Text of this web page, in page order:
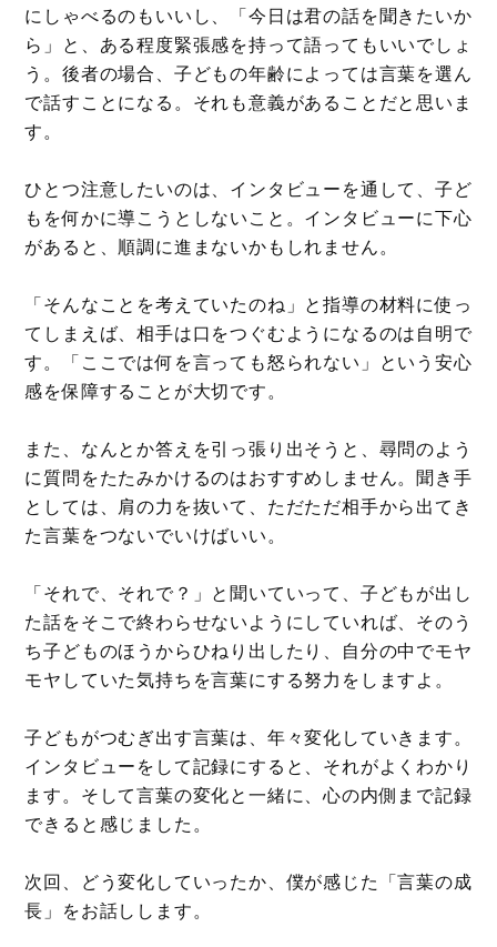
にしゃべるのもいいし、「今日は君の話を聞きたいか
ら」と、ある程度緊張感を持って語ってもいいでしょ
う。後者の場合、子どもの年齢によっては言葉を選ん
で話すことになる。それも意義があることだと思いま
す。
ひとつ注意したいのは、インタビューを通して、子ど
もを何かに導こうとしないこと。インタビューに下心
があると、順調に進まないかもしれません。
「そんなことを考えていたのね」と指導の材料に使っ
てしまえば、相手は口をつぐむようになるのは自明で
す。「ここでは何を言っても怒られない」という安心
感を保障することが大切です。
また、なんとか答えを引っ張り出そうと、尋問のよう
に質問をたたみかけるのはおすすめしません。聞き手
としては、肩の力を抜いて、ただただ相手から出てき
た言葉をつないでいけばいい。
「それで、それで？」と聞いていって、子どもが出し
た話をそこで終わらせないようにしていれば、そのう
ち子どものほうからひねり出したり、自分の中でモヤ
モヤしていた気持ちを言葉にする努力をしますよ。
子どもがつむぎ出す言葉は、年々変化していきます。
インタビューをして記録にすると、それがよくわかり
ます。そして言葉の変化と一緒に、心の内側まで記録
できると感じました。
次回、どう変化していったか、僕が感じた「言葉の成
長」をお話しします。